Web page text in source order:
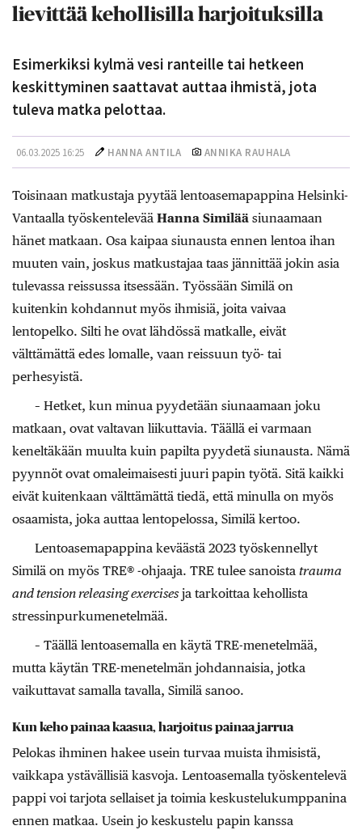
lievittää kehollisilla harjoituksilla
Esimerkiksi kylmä vesi ranteille tai hetkeen
keskittyminen saattavat auttaa ihmistä, jota
tuleva matka pelottaa.
06.03.2025 16:25 HANNA ANTILA ANNIKA RAUHALA
Toisinaan matkustaja pyytää lentoasemapappina Helsinki-
Vantaalla työskentelevää Hanna Similää siunaamaan
hänet matkaan. Osa kaipaa siunausta ennen lentoa ihan
muuten vain, joskus matkustajaa taas jännittää jokin asia
tulevassa reissussa itsessään. Työssään Similä on
kuitenkin kohdannut myös ihmisiä, joita vaivaa
lentopelko. Silti he ovat lähdössä matkalle, eivät
välttämättä edes lomalle, vaan reissuun työ- tai
perhesyistä.
– Hetket, kun minua pyydetään siunaamaan joku
matkaan, ovat valtavan liikuttavia. Täällä ei varmaan
keneltäkään muulta kuin papilta pyydetä siunausta. Nämä
pyynnöt ovat omaleimaisesti juuri papin työtä. Sitä kaikki
eivät kuitenkaan välttämättä tiedä, että minulla on myös
osaamista, joka auttaa lentopelossa, Similä kertoo.
Lentoasemapappina keväästä 2023 työskennellyt
Similä on myös TRE® -ohjaaja. TRE tulee sanoista trauma
and tension releasing exercisesja tarkoittaa kehollista
stressinpurkumenetelmää.
– Täällä lentoasemalla en käytä TRE-menetelmää,
mutta käytän TRE-menetelmän johdannaisia, jotka
vaikuttavat samalla tavalla, Similä sanoo.
Kun keho painaa kaasua, harjoitus painaa jarrua
Pelokas ihminen hakee usein turvaa muista ihmisistä,
vaikkapa ystävällisiä kasvoja. Lentoasemalla työskentelevä
pappi voi tarjota sellaiset ja toimia keskustelukumppanina
ennen matkaa. Usein jo keskustelu papin kanssa